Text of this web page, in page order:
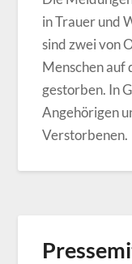
in Trauer und
sind zwei von
Menschen auf
gestorben. In
Angehörigen
Verstorbenen.